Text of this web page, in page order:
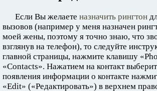
Если Вы желаете назначить рингтон
вызовов (например у меня назначен
моей жены, поэтому я точно знаю, что
взглянув на телефон), то следуйте
главной страницы, нажмите клавишу
«Contacts». Нажатием на контакт
появления информации о контакте
«Edit» («Редактировать») в верхнем